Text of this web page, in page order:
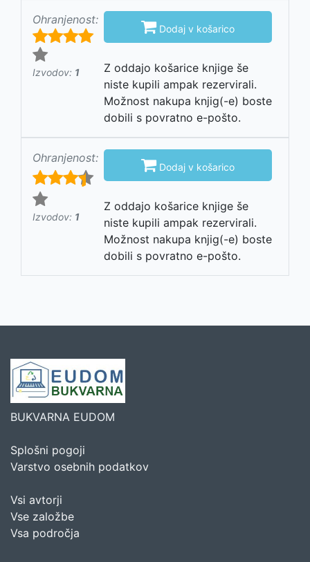
Ohranjenost:
Izvodov: 1
 Dodaj v košarico
Z oddajo košarice knjige še
niste kupili ampak rezervirali.
Možnost nakupa knjig(-e) boste
dobili s povratno e-pošto.
Ohranjenost:
Izvodov: 1
 Dodaj v košarico
Z oddajo košarice knjige še
niste kupili ampak rezervirali.
Možnost nakupa knjig(-e) boste
dobili s povratno e-pošto.
BUKVARNA EUDOM
Splošni pogoji
Varstvo osebnih podatkov
Vsi avtorji
Vse založbe
Vsa področja